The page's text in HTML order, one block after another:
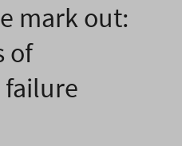
mark out:
of